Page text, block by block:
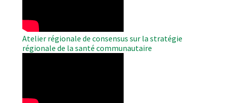
Atelier régionale de consensus sur la stratégie
régionale de la santé communautaire